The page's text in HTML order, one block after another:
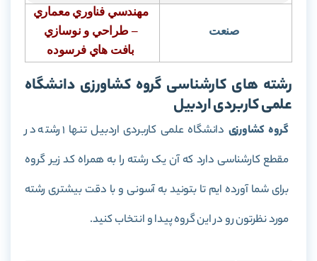
صنعت
مهندسي فناوري معماري
– طراحي و نوسازي
بافت هاي فرسوده
رشته های کارشناسی گروه کشاورزی دانشگاه
علمی کاربردی اردبیل
گروه کشاورزی
دانشگاه علمی کاربردی اردبیل تنها 1 رشته در
مقطع کارشناسی دارد که آن یک رشته را به همراه کد زیر گروه
برای شما آورده ایم تا بتونید به آسونی و با دقت بیشتری رشته
مورد نظرتون رو در این گروه پیدا و انتخاب کنید.